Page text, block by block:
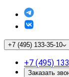
+7 (495) 133-35-10
+7 (495)
Заказать